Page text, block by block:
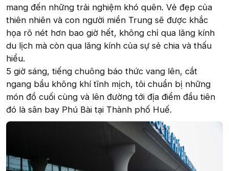
mang đến những trải nghiệm khó quên. Vẻ đẹp của
thiên nhiên và con người miền Trung sẽ được khắc
họa rõ nét hơn bao giờ hết, không chỉ qua lăng kính
du lịch mà còn qua lăng kính của sự sẻ chia và thấu
hiểu.
5 giờ sáng, tiếng chuông báo thức vang lên, cắt
ngang bầu không khí tĩnh mịch, tôi chuẩn bị những
món đồ cuối cùng và lên đường tới địa điểm đầu tiên
đó là sân bay Phú Bài tại Thành phố Huế.